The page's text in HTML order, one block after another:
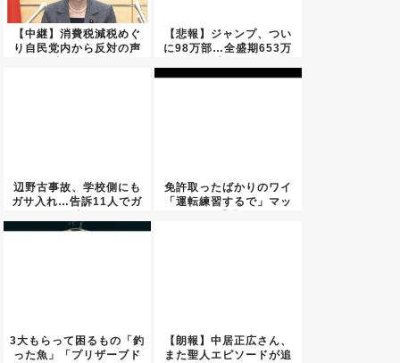
【中継】消費税減税めぐ
り自民党内から反対の声
【悲報】ジャンプ、つい
に98万部…全盛期653万
辺野古事故、学校側にも
ガサ入れ…告訴11人でガ
免許取ったばかりのワイ
「運転練習するで」マッ
3大もらって困るもの「釣
った魚」「プリザーブド
【朗報】中居正広さん、
また聖人エピソードが追